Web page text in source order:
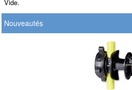
Vide.
Nouveautés